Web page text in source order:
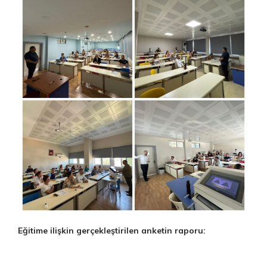
Eğitime ilişkin gerçekleştirilen anketin raporu: